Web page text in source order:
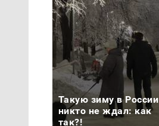
Такую зиму в России
никто не ждал: как
так?!